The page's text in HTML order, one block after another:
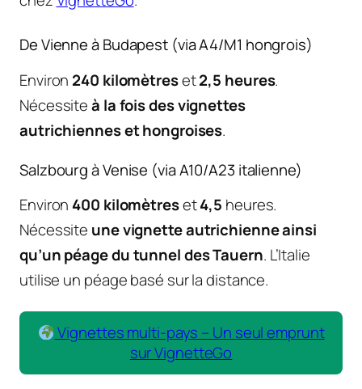
De Vienne à Budapest (via A4/M1 hongrois)
Environ 240 kilomètreset2,5 heures.
Nécessiteà la fois des vignettes
autrichiennes et hongroises.
Salzbourg à Venise (via A10/A23 italienne)
Environ 400 kilomètreset4,5 heures.
Nécessite une vignette autrichienne ainsi
qu’un péage du tunnel des Tauern. L’Italie
utilise un péage basé sur la distance.
Vignettes multi-pays – Un seul emprunt
sur VignetteGo